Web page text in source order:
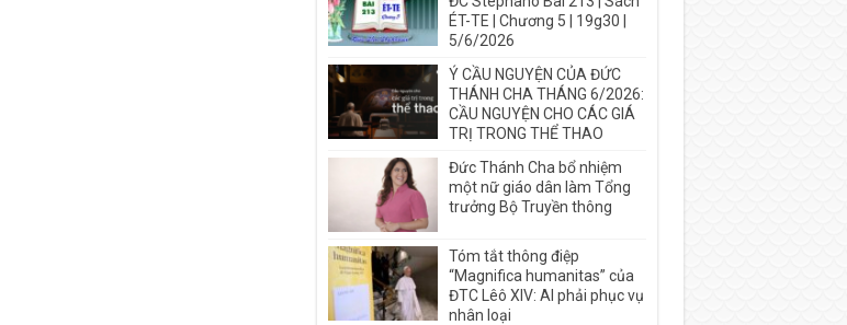
ÉT-TE | Chương 5 | 19g30 |
5/6/2026
Ý CẦU NGUYỆN CỦA ĐỨC
THÁNH CHA THÁNG 6/2026:
CẦU NGUYỆN CHO CÁC GIÁ
TRỊ TRONG THỂ THAO
Đức Thánh Cha bổ nhiệm
một nữ giáo dân làm Tổng
trưởng Bộ Truyền thông
Tóm tắt thông điệp
“Magnifica humanitas” của
ĐTC Lêô XIV: AI phải phục vụ
nhân loại